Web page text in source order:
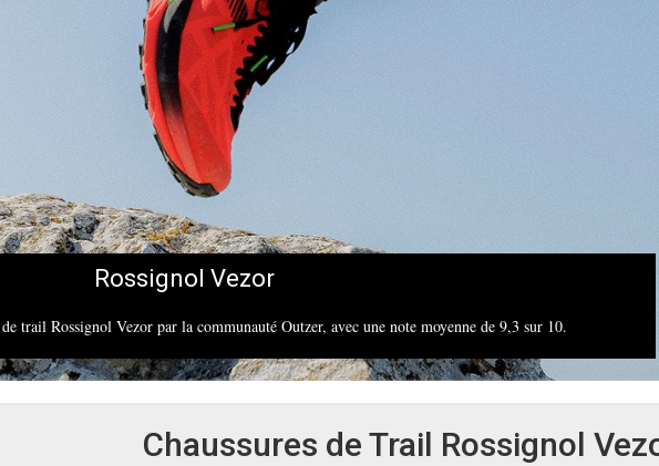
Rossignol Vezor
trail Rossignol Vezor par la communauté Outzer, avec une note moyenne de 9,3 sur 10.
Chaussures de Trail Rossignol